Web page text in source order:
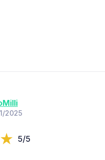
2025
5/5